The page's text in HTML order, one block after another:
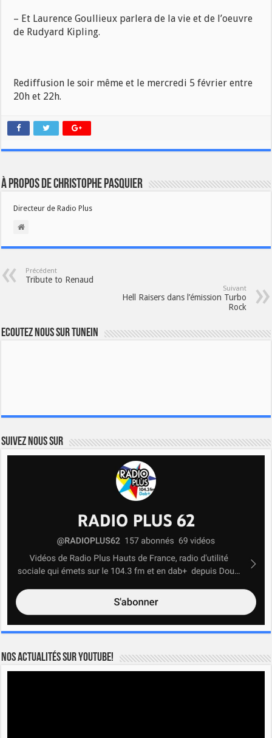
– Et Laurence Goullieux parlera de la vie et de l’oeuvre
de Rudyard Kipling.
Rediffusion le soir même et le mercredi 5 février entre
20h et 22h.
À propos de Christophe PASQUIER
Directeur de Radio Plus
Précédent
Tribute to Renaud
Suivant
Hell Raisers dans l’émission Turbo
Rock
Ecoutez nous sur TuneIn
Suivez nous sur
Nos actualités sur YOUTUBE!